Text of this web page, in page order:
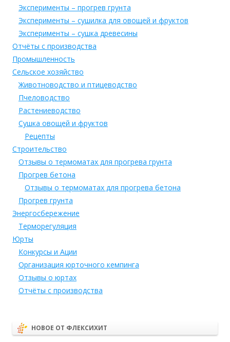
Эксперименты – прогрев грунта
Эксперименты – сушилка для овощей и фруктов
Эксперименты – сушка древесины
Отчёты с производства
Промышленность
Сельское хозяйство
Животноводство и птицеводство
Пчеловодство
Растениеводство
Сушка овощей и фруктов
Рецепты
Строительство
Отзывы о термоматах для прогрева грунта
Прогрев бетона
Отзывы о термоматах для прогрева бетона
Прогрев грунта
Энергосбережение
Терморегуляция
Юрты
Конкурсы и Ации
Организация юрточного кемпинга
Отзывы о юртах
Отчёты с производства
НОВОЕ ОТ ФЛЕКСИХИТ